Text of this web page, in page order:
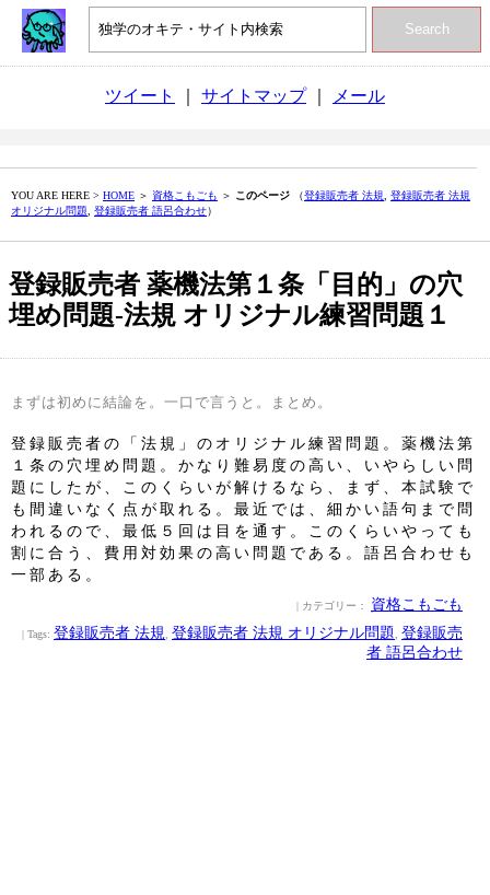
Search
ツイート サイトマップ｜ メール
YOU ARE HERE > HOME ＞ 資格こもごも ＞ このページ （登録販売者 法規
登録販売者 法規
オリジナル問題
登録販売者 語呂合わせ）
登録販売者 薬機法第１条「目的」の穴
埋め問題‐法規 オリジナル練習問題１
まずは初めに結論を。一口で言うと。まとめ。
登録販売者の「法規」のオリジナル練習問題。薬機法第
１条の穴埋め問題。かなり難易度の高い、いやらしい問
題にしたが、このくらいが解けるなら、まず、本試験で
も間違いなく点が取れる。最近では、細かい語句まで問
われるので、最低５回は目を通す。このくらいやっても
割に合う、費用対効果の高い問題である。語呂合わせも
一部ある。
| カテゴリー： 資格こもごも
| Tags: 登録販売者 法規 登録販売者 法規 オリジナル問題 登録販売
者 語呂合わせ